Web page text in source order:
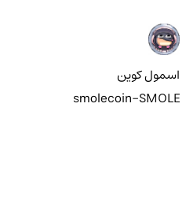
اسمول کوین
smolecoin-SMOLE